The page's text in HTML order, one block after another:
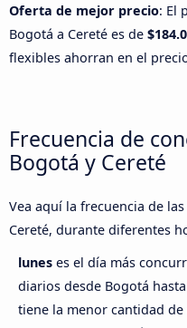
Oferta de mejor precio: El
Bogotá a Cereté es de
flexibles ahorran en el
Frecuencia de
Bogotá y Cereté
Vea aquí la frecuencia de
Cereté, durante diferentes
lunes es el día más
diarios desde Bogotá
tiene la menor cantidad